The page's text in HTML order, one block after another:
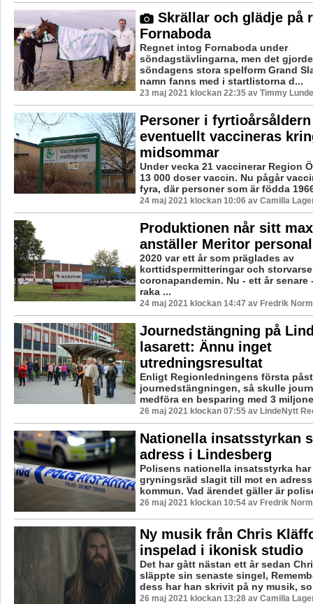
Skrällar och glädje på
Fornaboda
Regnet intog Fornaboda under
söndagstävlingarna, men det
söndagens stora spelform Grand
namn fanns med i startlistorna d...
23 maj 2021 klockan 22:35 av Timmy
Personer i
eventuellt vaccineras
midsommar
Under vecka 21 vaccinerar Region
13 000 doser vaccin. Nu pågår
fyra, där personer som är födda
24 maj 2021 klockan 10:06 av Camilla
Produktionen når sitt
anställer Meritor personal
2020 var ett år som präglades av
korttidspermitteringar och
coronapandemin. Nu - ett år senare
raka ...
24 maj 2021 klockan 14:47 av Fredrik
Journedstängning på
lasarett: Ännu inget
utredningsresultat
Enligt Regionledningens första
journedstängningen, så skulle
medföra en besparing med 3
26 maj 2021 klockan 07:55 av LindeNytt
Nationella insatsstyrkan
adress i Lindesberg
Polisens nationella insatsstyrka har
gryningsräd slagit till mot en
kommun. Vad ärendet gäller är
26 maj 2021 klockan 10:54 av Fredrik
Ny musik från Chris
inspelad i ikonisk studio
Det har gått nästan ett år sedan
släppte sin senaste singel,
dess har han skrivit på ny musik,
26 maj 2021 klockan 13:28 av Camilla